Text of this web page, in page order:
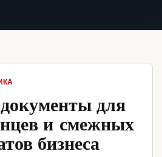
для
и смежных
бизнеса